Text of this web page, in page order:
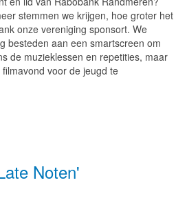
stemmen we krijgen, hoe groter het
onze vereniging sponsort. We
besteden aan een smartscreen om
de muzieklessen en repetities, maar
voor de jeugd te
Noten'